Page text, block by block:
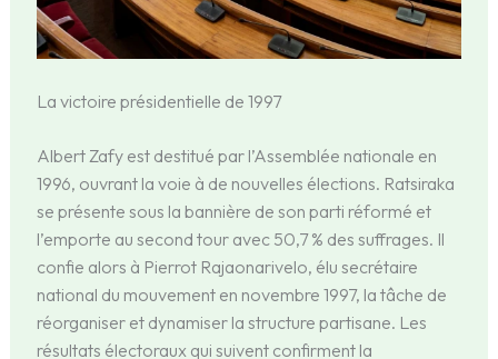
La victoire présidentielle de 1997
Albert Zafy est destitué par l’Assemblée nationale en
1996, ouvrant la voie à de nouvelles élections. Ratsiraka
se présente sous la bannière de son parti réformé et
l’emporte au second tour avec 50,7 % des suffrages. Il
confie alors à Pierrot Rajaonarivelo, élu secrétaire
national du mouvement en novembre 1997, la tâche de
réorganiser et dynamiser la structure partisane. Les
résultats électoraux qui suivent confirment la